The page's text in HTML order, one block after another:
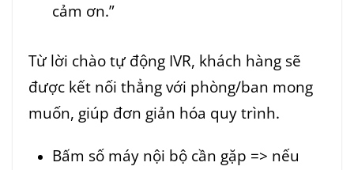
cảm ơn.”
Từ lời chào tự động IVR, khách hàng sẽ
được kết nối thẳng với phòng/ban mong
muốn, giúp đơn giản hóa quy trình.
Bấm số máy nội bộ cần gặp => nếu